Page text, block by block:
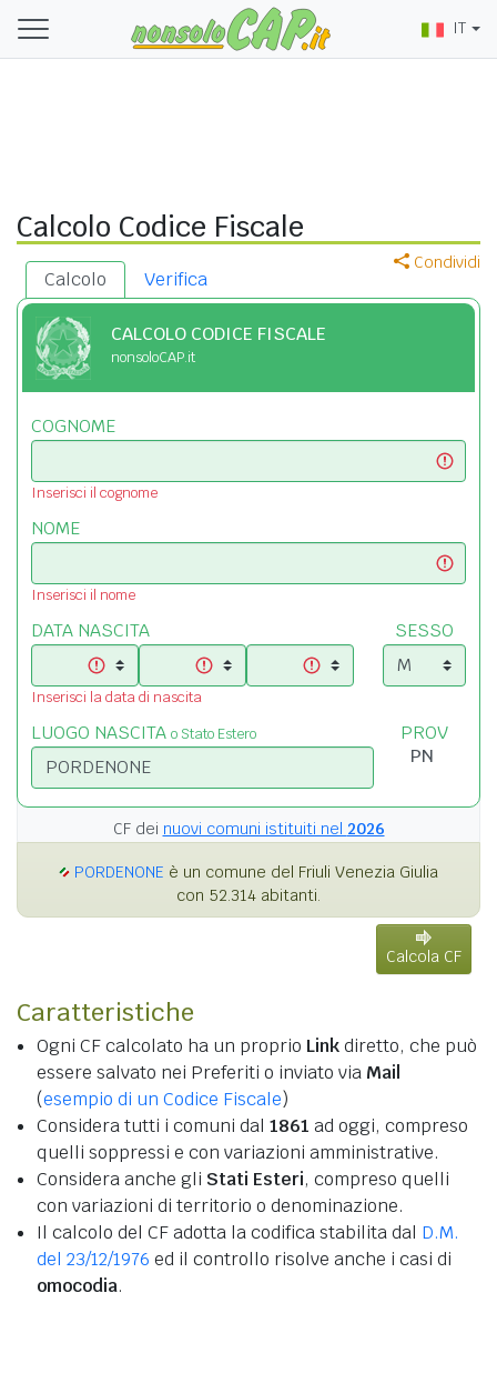
IT
Calcolo Codice Fiscale
Condividi
Calcolo Verifica
CALCOLO CODICE FISCALE
nonsoloCAP.it
COGNOME
Inserisci il cognome
NOME
Inserisci il nome
DATA NASCITA
Inserisci la data di nascita
SESSO
LUOGO NASCITA o Stato Estero PROV
CF dei nuovi comuni istituiti nel 2026
PORDENONE è un comune del Friuli Venezia Giulia
con 52.314 abitanti.
Calcola CF
Caratteristiche
Ogni CF calcolato ha un proprio Linkdiretto, che può
essere salvato nei Preferiti o inviato via Mail
(esempio di un Codice Fiscale)
Considera tutti i comuni dal 1861 ad oggi, compreso
quelli soppressi e con variazioni amministrative.
Considera anche gli Stati Esteri, compreso quelli
con variazioni di territorio o denominazione.
Il calcolo del CF adotta la codifica stabilita dal D.M.
del 23/12/1976 ed il controllo risolve anche i casi di
omocodia.